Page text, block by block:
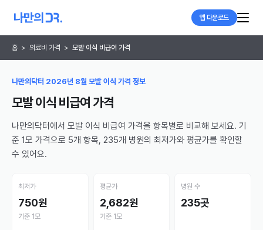
앱 다운로드
홈 > 의료비 가격 > 모발 이식 비급여 가격
나만의닥터 2026년 8월 모발 이식 가격 정보
모발 이식 비급여 가격
나만의닥터에서 모발 이식 비급여 가격을 항목별로 비교해 보세요. 기
준 1모 가격으로 5개 항목, 235개 병원의 최저가와 평균가를 확인할
수 있어요.
최저가
750원
기준 1모
평균가
2,682원
기준 1모
병원 수
235곳